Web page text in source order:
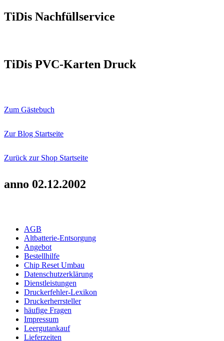
TiDis Nachfüllservice
TiDis PVC-Karten Druck
Zum Gästebuch
Zur Blog Startseite
Zurück zur Shop Startseite
anno 02.12.2002
AGB
Altbatterie-Entsorgung
Angebot
Bestellhilfe
Chip Reset Umbau
Datenschutzerklärung
Dienstleistungen
Druckerfehler-Lexikon
Druckerherrsteller
häufige Fragen
Impressum
Leergutankauf
Lieferzeiten